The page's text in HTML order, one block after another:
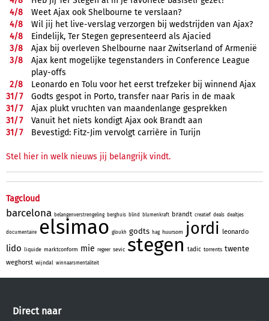
4/8
Weet Ajax ook Shelbourne te verslaan?
4/8
Wil jij het live-verslag verzorgen bij wedstrijden van Ajax?
4/8
Eindelijk, Ter Stegen gepresenteerd als Ajacied
3/8
Ajax bij overleven Shelbourne naar Zwitserland of Armenië
3/8
Ajax kent mogelijke tegenstanders in Conference League
play-offs
2/8
Leonardo en Tolu voor het eerst trefzeker bij winnend Ajax
31/7
Godts gespot in Porto, transfer naar Paris in de maak
31/7
Ajax plukt vruchten van maandenlange gesprekken
31/7
Vanuit het niets kondigt Ajax ook Brandt aan
31/7 Bevestigd: Fitz-Jim vervolgt carrière in Turijn
Stel hier in welk nieuws jij belangrijk vindt.
Tagcloud
barcelona belangenverstrengeling berghuis blind blumenkraft brandt creatief deals dealtjes
documentaire elsimao gloukh godts hag huursom jordi leonardo
lido liquide marktconform mie regeer sevic stegen tadic torrents twente
weghorst wijndal winnaarsmentaliteit
Direct naar